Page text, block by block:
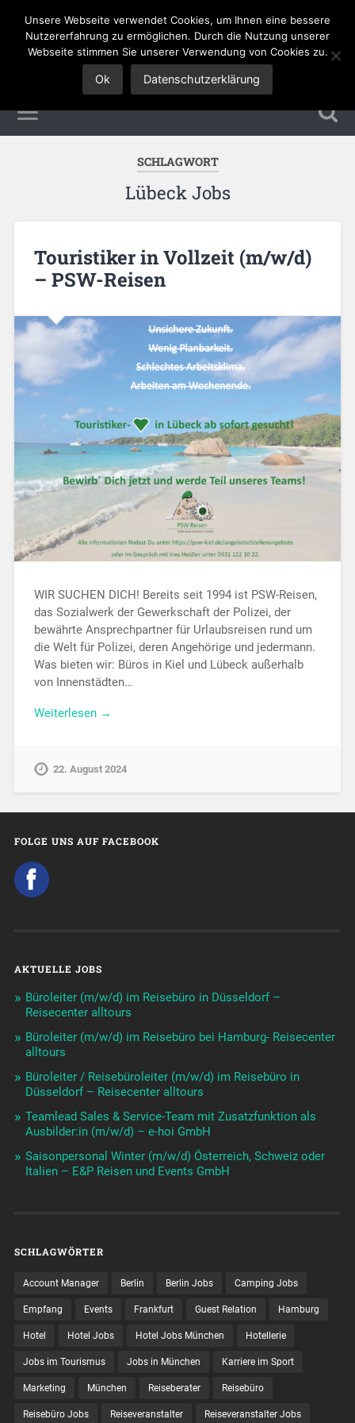
Tourismus Jobs
SCHLAGWORT
Lübeck Jobs
Touristiker in Vollzeit (m/w/d)
– PSW-Reisen
WIR SUCHEN DICH! Bereits seit 1994 ist PSW-Reisen,
das Sozialwerk der Gewerkschaft der Polizei, der
bewährte Ansprechpartner für Urlaubsreisen rund um
die Welt für Polizei, deren Angehörige und jedermann.
Was bieten wir: Büros in Kiel und Lübeck außerhalb
von Innenstädten…
Weiterlesen →
22. August 2024
FOLGE UNS AUF FACEBOOK
AKTUELLE JOBS
Büroleiter (m/w/d) im Reisebüro in Düsseldorf –
Reisecenter alltours
Büroleiter (m/w/d) im Reisebüro bei Hamburg- Reisecenter
alltours
Büroleiter / Reisebüroleiter (m/w/d) im Reisebüro in
Düsseldorf – Reisecenter alltours
Teamlead Sales & Service-Team mit Zusatzfunktion als
Ausbilder:in (m/w/d) – e-hoi GmbH
Saisonpersonal Winter (m/w/d) Österreich, Schweiz oder
Italien – E&P Reisen und Events GmbH
SCHLAGWÖRTER
Account Manager Berlin Berlin Jobs Camping Jobs
Empfang Events Frankfurt Guest Relation Hamburg
Hotel Hotel Jobs Hotel Jobs München Hotellerie
Jobs im Tourismus Jobs in München Karriere im Sport
Marketing München Reiseberater Reisebüro
Reisebüro Jobs Reiseveranstalter Reiseveranstalter Jobs
Unsere Webseite verwendet Cookies, um Ihnen eine bessere
Nutzererfahrung zu ermöglichen. Durch die Nutzung unserer
Webseite stimmen Sie unserer Verwendung von Cookies zu.
Ok Datenschutzerklärung